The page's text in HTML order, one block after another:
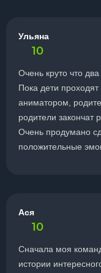
Ульяна
10
Очень круто что
Пока дети
аниматором,
родители закончат
Очень продумано
положительные
Ася
10
Сначала моя
истории